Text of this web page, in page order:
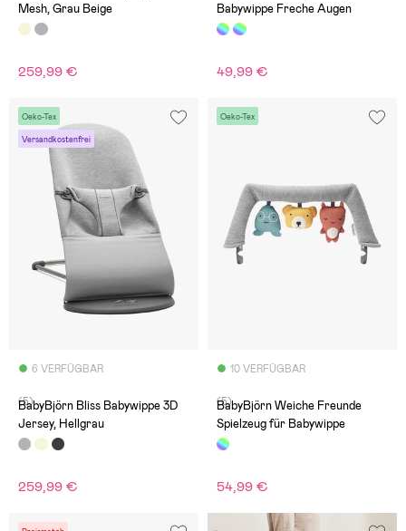
Mesh, Grau Beige
259,99 €
Babywippe Freche Augen
49,99 €
Oeko-Tex
Versandkostenfrei
6 VERFÜGBAR
(5)
BabyBjörn Bliss Babywippe 3D
Jersey, Hellgrau
259,99 €
Oeko-Tex
10 VERFÜGBAR
(5)
BabyBjörn Weiche Freunde
Spielzeug für Babywippe
54,99 €